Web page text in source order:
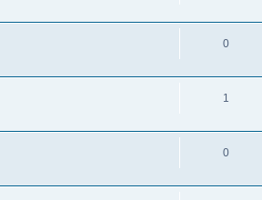
0
1
0